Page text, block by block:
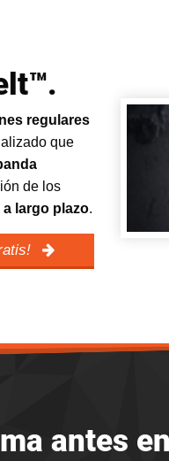
regulares
que
de los
largo plazo.
antes